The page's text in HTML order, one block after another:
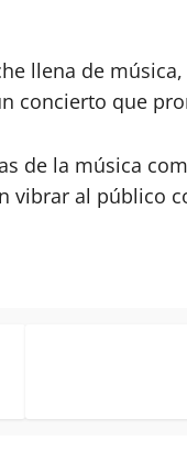
llena de
concierto que
de la música
vibrar al público